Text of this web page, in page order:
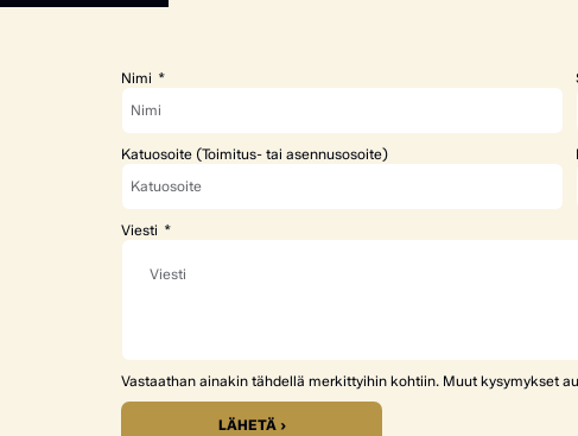
Nimi
Katuosoite (Toimitus- tai asennusosoite)
Viesti
Vastaathan ainakin tähdellä merkittyihin kohtiin. Muut kysymykset
LÄHETÄ ›